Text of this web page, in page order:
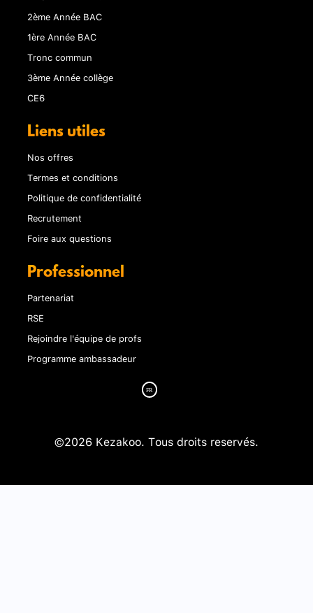
2ème Année BAC
1ère Année BAC
Tronc commun
3ème Année collège
CE6
Liens utiles
Nos offres
Termes et conditions
Politique de confidentialité
Recrutement
Foire aux questions
Professionnel
Partenariat
RSE
Rejoindre l'équipe de profs
Programme ambassadeur
©2026 Kezakoo. Tous droits reservés.